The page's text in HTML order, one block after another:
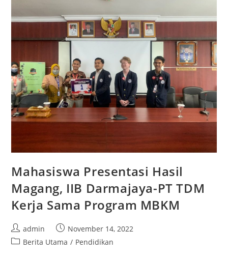
IIB
Darmajaya
Mahasiswa Presentasi Hasil
Magang, IIB Darmajaya-PT TDM
Kerja Sama Program MBKM
Post
author:
admin
Post
published:
November 14, 2022
PostBerita Utama / Pendidikan